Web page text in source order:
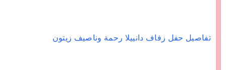
تفاصيل حفل زفاف دانييلا رحمة وناصيف زيتون